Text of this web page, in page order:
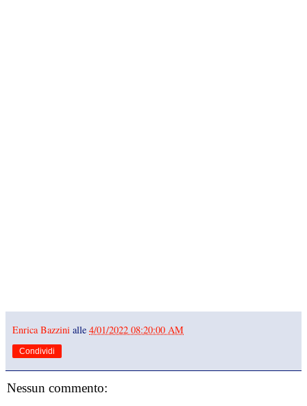
Enrica Bazzini alle 4/01/2022 08:20:00 AM
Condividi
Nessun commento: